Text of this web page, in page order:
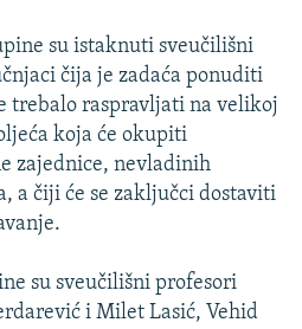
su istaknuti sveučilišni
čija je zadaća ponuditi
trebalo raspravljati na velikoj
koja će okupiti
zajednice, nevladinih
a čiji će se zaključci dostaviti
su sveučilišni profesori
i Milet Lasić, Vehid